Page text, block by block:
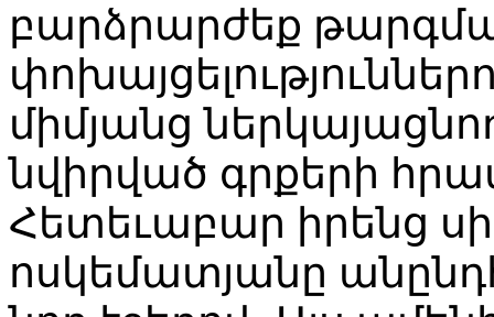
բարձրարժեք
միմյանց
նվիրված գրքերի
Հետեւաբար իրենց
ոսկեմատյանը